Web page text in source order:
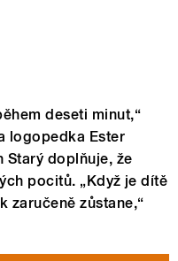
deseti minut,“
logopedka Ester
Starý doplňuje, že
pocitů. „Když je dítě
zaručeně zůstane,“